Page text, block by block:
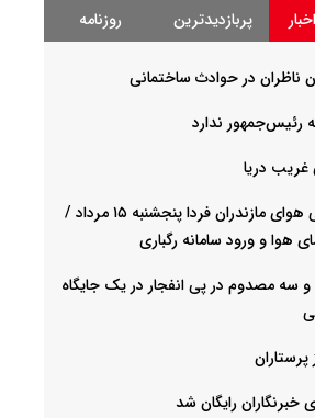
پربازدیدترین روزنامه
ناظران در حوادث ساختمانی
رئیس‌جمهور ندارد
دریا
پیش بینی هوای مازندران فردا پنجشنبه ۱۵ مرداد /
هوا و ورود سامانه رگباری
سه مصدوم در پی انفجار در یک جایگاه
پرستاران
خبرنگاران رایگان شد